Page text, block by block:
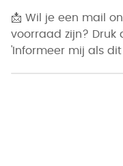
📩 Wil je een mail
voorraad zijn? Druk
'Informeer mij als